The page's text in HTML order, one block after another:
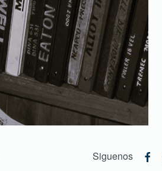
Siguenos